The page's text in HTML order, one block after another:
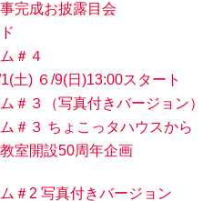
完成お披露目会
＃４
土) ６/9(日)13:00スタート
＃３（写真付きバージョン）
＃３ ちょこっタハウスから
室開設50周年企画
＃2 写真付きバージョン